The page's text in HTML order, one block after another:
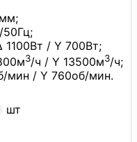
/ Y 700Вт;
3/ч / Y 13500м3/ч;
мин / Y 760об/мин.
шт